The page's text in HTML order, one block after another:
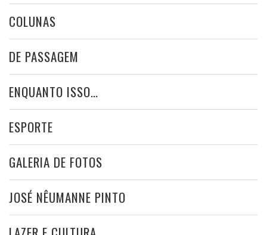
COLUNAS
DE PASSAGEM
ENQUANTO ISSO…
ESPORTE
GALERIA DE FOTOS
JOSÉ NÊUMANNE PINTO